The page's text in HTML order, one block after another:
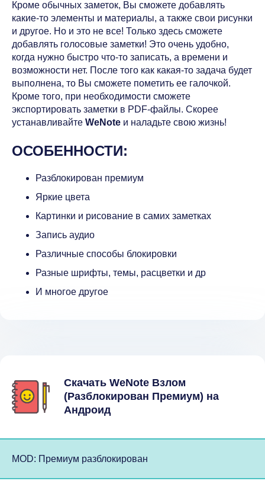
Кроме обычных заметок, Вы сможете добавлять
какие-то элементы и материалы, а также свои рисунки
и другое. Но и это не все! Только здесь сможете
добавлять голосовые заметки! Это очень удобно,
когда нужно быстро что-то записать, а времени и
возможности нет. После того как какая-то задача будет
выполнена, то Вы сможете пометить ее галочкой.
Кроме того, при необходимости сможете
экспортировать заметки в PDF-файлы. Скорее
устанавливайте WeNote и наладьте свою жизнь!
ОСОБЕННОСТИ:
Разблокирован премиум
Яркие цвета
Картинки и рисование в самих заметках
Запись аудио
Различные способы блокировки
Разные шрифты, темы, расцветки и др
И многое другое
Скачать WeNote Взлом
(Разблокирован Премиум) на
Андроид
MOD: Премиум разблокирован